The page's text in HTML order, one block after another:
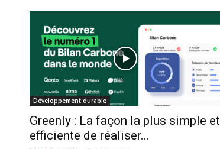
Développement durable
Greenly : La façon la plus simple et
efficiente de réaliser...